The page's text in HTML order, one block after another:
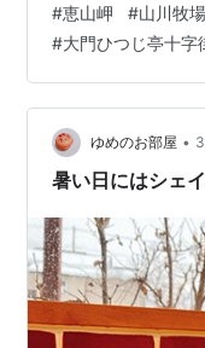
従業員の皆さん、
な所に旅行に行っ
スリーに入る宿だ
えて今回の旅行を
たです。 チェック
月に行った石廊崎
#恵山岬 #山川牧場
#大門ひつじ亭十字
ゆめのお部屋 •
暑い日にはシェ